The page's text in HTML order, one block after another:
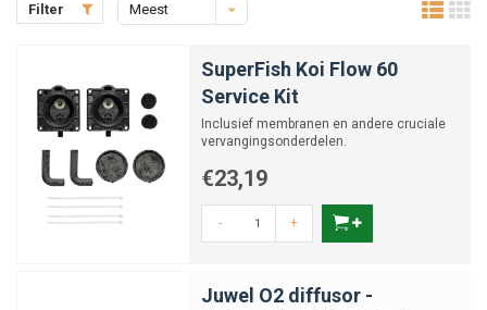
Filter
Meest
SuperFish Koi Flow 60
Service Kit
Inclusief membranen en andere cruciale
vervangingsonderdelen.
€23,19
- +
Juwel O2 diffusor -